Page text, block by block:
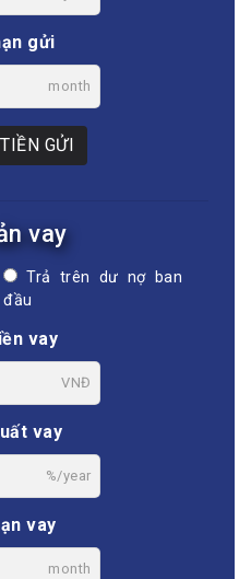
gửi
month
GỬI
vay
Trả trên dư nợ ban
đầu
vay
VNĐ
vay
%/year
vay
month